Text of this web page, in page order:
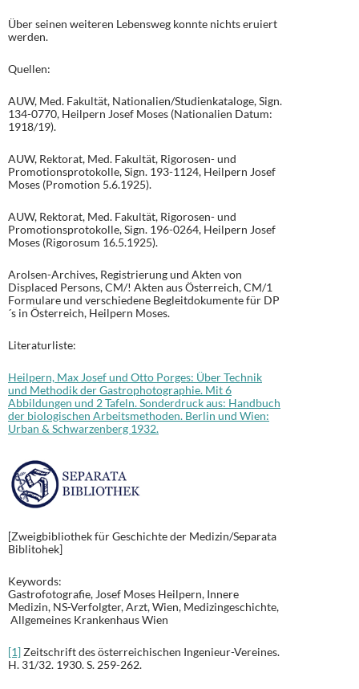
Über seinen weiteren Lebensweg konnte nichts eruiert
werden.
Quellen:
AUW, Med. Fakultät, Nationalien/Studienkataloge, Sign.
134-0770, Heilpern Josef Moses (Nationalien Datum:
1918/19).
AUW, Rektorat, Med. Fakultät, Rigorosen- und
Promotionsprotokolle, Sign. 193-1124, Heilpern Josef
Moses (Promotion 5.6.1925).
AUW, Rektorat, Med. Fakultät, Rigorosen- und
Promotionsprotokolle, Sign. 196-0264, Heilpern Josef
Moses (Rigorosum 16.5.1925).
Arolsen-Archives, Registrierung und Akten von
Displaced Persons, CM/! Akten aus Österreich, CM/1
Formulare und verschiedene Begleitdokumente für DP
´s in Österreich, Heilpern Moses.
Literaturliste:
Heilpern, Max Josef und Otto Porges: Über Technik
und Methodik der Gastrophotographie. Mit 6
Abbildungen und 2 Tafeln. Sonderdruck aus: Handbuch
der biologischen Arbeitsmethoden. Berlin und Wien:
Urban & Schwarzenberg 1932.
[Zweigbibliothek für Geschichte der Medizin/Separata
Biblitohek]
Keywords:
Gastrofotografie, Josef Moses Heilpern, Innere
Medizin, NS-Verfolgter, Arzt, Wien, Medizingeschichte,
Allgemeines Krankenhaus Wien
[1] Zeitschrift des österreichischen Ingenieur-Vereines.
H. 31/32. 1930. S. 259-262.